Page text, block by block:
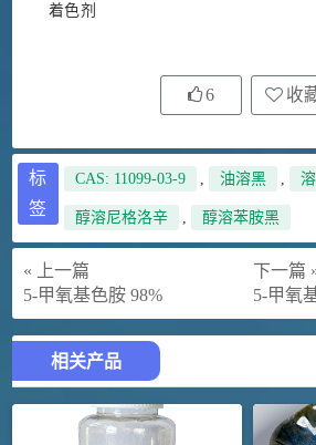
着色剂
6 收
标
签
CAS: 11099-03-9 , 油溶黑 ,
醇溶尼格洛辛 , 醇溶苯胺黑
« 上一篇
5-甲氧基色胺 98%
下一篇
5-甲氧
相关产品